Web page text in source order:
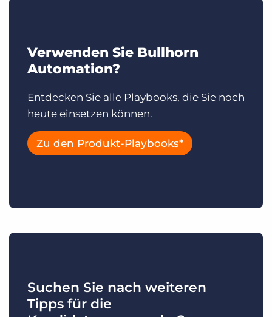
Verwenden Sie Bullhorn
Automation?
Entdecken Sie alle Playbooks, die Sie noch
heute einsetzen können.
Zu den Produkt-Playbooks*
Suchen Sie nach weiteren
Tipps für die